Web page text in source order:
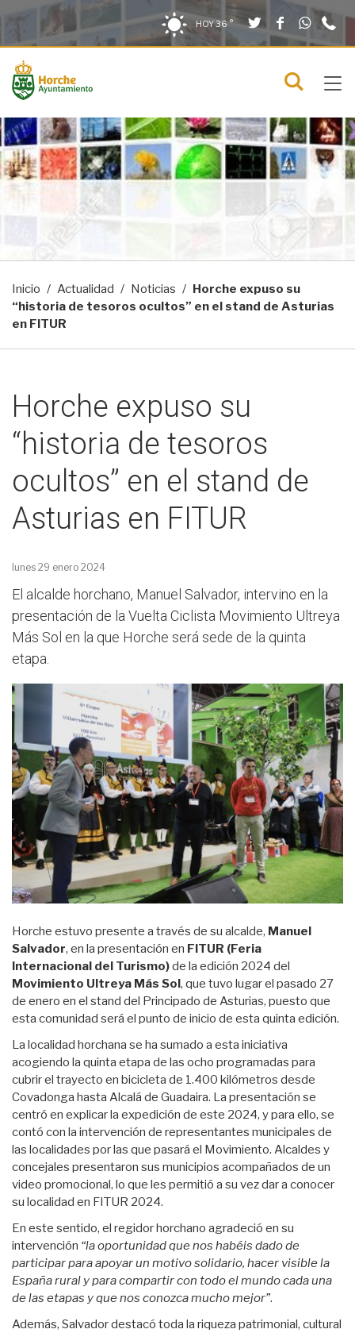
Saltar al contenido
Saltar a la navegación
Información de contacto HOY36 ° TwitterFacebook
menú
Inicio Actualidad Noticias
Horche expuso su
“historia de tesoros ocultos” en el stand de Asturias
en FITUR
Horche expuso su
“historia de tesoros
ocultos” en el stand de
Asturias en FITUR
lunes 29 enero 2024
El alcalde horchano, Manuel Salvador, intervino en la
presentación de la Vuelta Ciclista Movimiento Ultreya
Más Sol en la que Horche será sede de la quinta
etapa.
Horche estuvo presente a través de su alcalde, Manuel
Salvador, en la presentación en FITUR (Feria
Internacional del Turismo)de la edición 2024 del
Movimiento Ultreya Más Sol , que tuvo lugar el pasado 27
de enero en el stand del Principado de Asturias, puesto que
esta comunidad será el punto de inicio de esta quinta edición.
La localidad horchana se ha sumado a esta iniciativa
acogiendo la quinta etapa de las ocho programadas para
cubrir el trayecto en bicicleta de 1.400 kilómetros desde
Covadonga hasta Alcalá de Guadaira. La presentación se
centró en explicar la expedición de este 2024, y para ello, se
contó con la intervención de representantes municipales de
las localidades por las que pasará el Movimiento. Alcaldes y
concejales presentaron sus municipios acompañados de un
video promocional, lo que les permitió a su vez dar a conocer
su localidad en FITUR 2024.
En este sentido, el regidor horchano agradeció en su
intervención “la oportunidad que nos habéis dado de
participar para apoyar un motivo solidario, hacer visible la
España rural y para compartir con todo el mundo cada una
de las etapas y que nos conozca mucho mejor”.
Además, Salvador destacó toda la riqueza patrimonial, cultural